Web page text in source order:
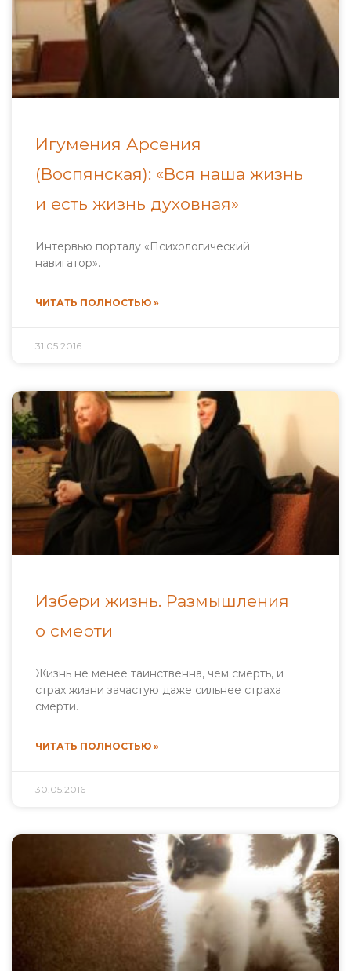
Игумения Арсения
(Воспянская): «Вся наша жизнь
и есть жизнь духовная»
Интервью порталу «Психологический
навигатор».
ЧИТАТЬ ПОЛНОСТЬЮ »
31.05.2016
Избери жизнь. Размышления
о смерти
Жизнь не менее таинственна, чем смерть, и
страх жизни зачастую даже сильнее страха
смерти.
ЧИТАТЬ ПОЛНОСТЬЮ »
30.05.2016